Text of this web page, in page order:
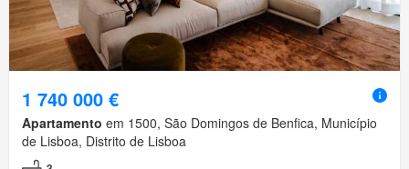
1 740 000 €
Apartamento em 1500, São Domingos de Benfica, Município
de Lisboa, Distrito de Lisboa